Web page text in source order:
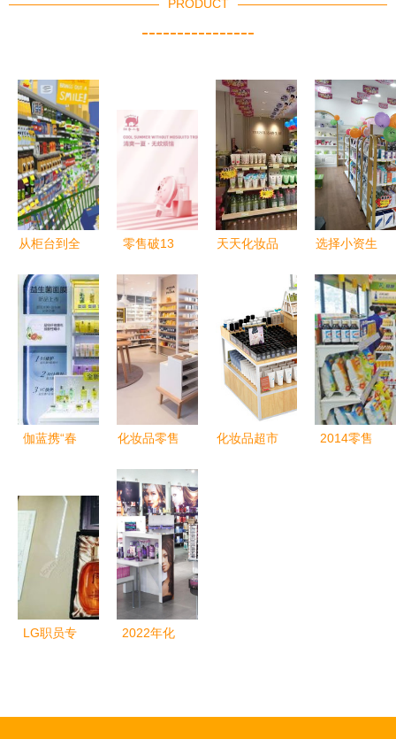
PRODUCT
----------------
从柜台到全
新零售的进
化路径与未
来图景
零售破13
7亿 红色小
象如何登顶
母婴化妆品
第一品牌
天天化妆品
揭秘小镇美
妆创业新蓝
海
选择小资生
加盟创业的
开店无忧之
选
伽蓝携“春
零售的数字
时代魔力玩
家
化妆品零售
商业蓝图与
消费洞察
化妆品超市
2014零售
LG职员专
2022年化